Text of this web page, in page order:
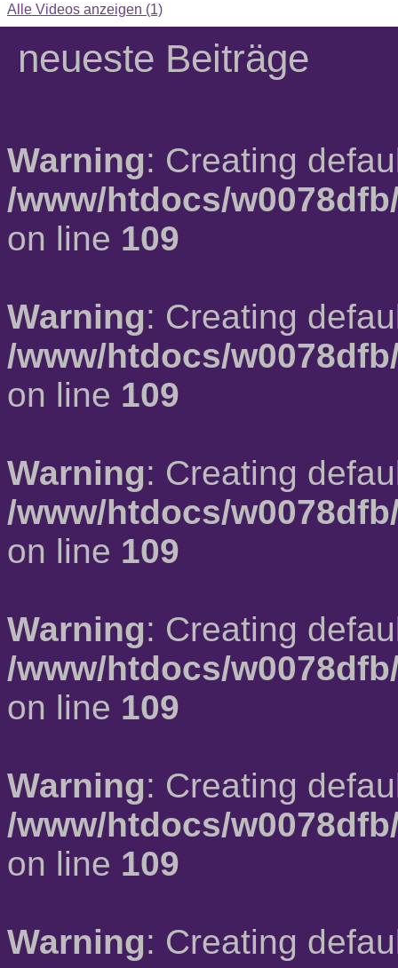
Alle Videos anzeigen (1)
neueste Beiträge
Warning: Creating
/www/htdocs/
on line 109
Warning: Creating
/www/htdocs/
on line 109
Warning: Creating
/www/htdocs/
on line 109
Warning: Creating
/www/htdocs/
on line 109
Warning: Creating
/www/htdocs/
on line 109
Warning: Creating